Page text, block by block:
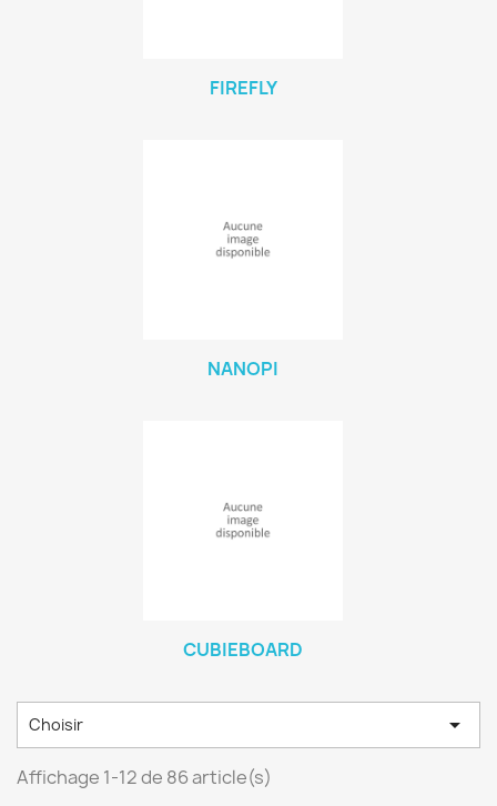
FIREFLY
NANOPI
CUBIEBOARD
Choisir 
Affichage 1-12 de 86 article(s)